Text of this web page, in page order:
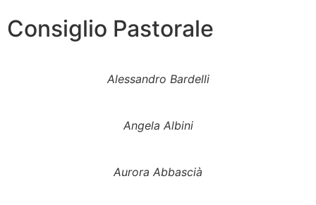
Consiglio Pastorale
Alessandro Bardelli
Angela Albini
Aurora Abbascià